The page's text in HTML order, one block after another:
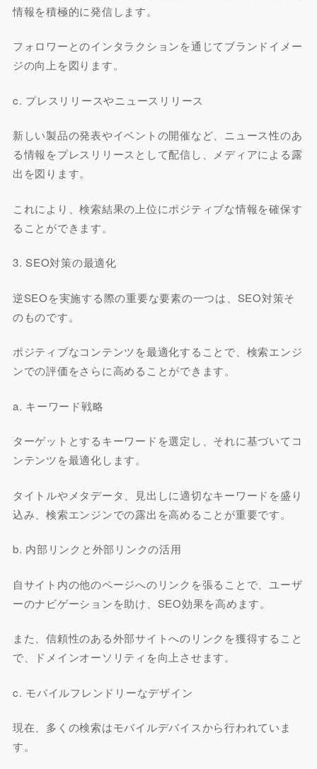
情報を積極的に発信します。
フォロワーとのインタラクションを通じてブランドイメー
ジの向上を図ります。
c. プレスリリースやニュースリリース
新しい製品の発表やイベントの開催など、ニュース性のあ
る情報をプレスリリースとして配信し、メディアによる露
出を図ります。
これにより、検索結果の上位にポジティブな情報を確保す
ることができます。
3. SEO対策の最適化
逆SEOを実施する際の重要な要素の一つは、SEO対策そ
のものです。
ポジティブなコンテンツを最適化することで、検索エンジ
ンでの評価をさらに高めることができます。
a. キーワード戦略
ターゲットとするキーワードを選定し、それに基づいてコ
ンテンツを最適化します。
タイトルやメタデータ、見出しに適切なキーワードを盛り
込み、検索エンジンでの露出を高めることが重要です。
b. 内部リンクと外部リンクの活用
自サイト内の他のページへのリンクを張ることで、ユーザ
ーのナビゲーションを助け、SEO効果を高めます。
また、信頼性のある外部サイトへのリンクを獲得すること
で、ドメインオーソリティを向上させます。
c. モバイルフレンドリーなデザイン
現在、多くの検索はモバイルデバイスから行われていま
す。